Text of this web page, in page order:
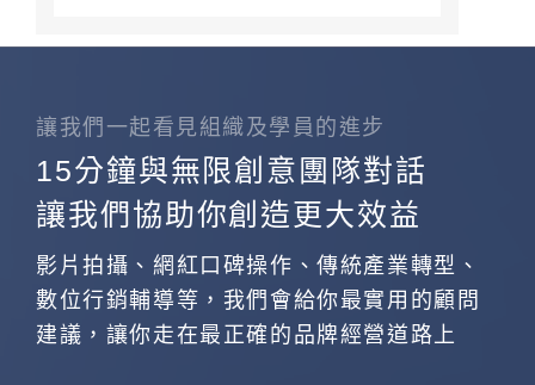
讓我們一起看見組織及學員的進步
15分鐘與無限創意團隊對話
讓我們協助你創造更大效益
影片拍攝、網紅口碑操作、傳統產業轉型、
數位行銷輔導等，我們會給你最實用的顧問
建議，讓你走在最正確的品牌經營道路上